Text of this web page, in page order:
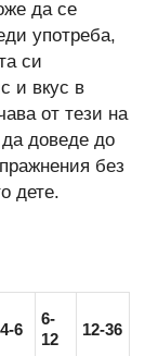
да се
употреба,
си
и вкус в
от тези на
доведе до
без
дете.
4-6
6-
12
12-36